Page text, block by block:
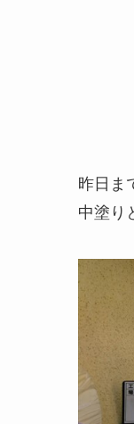
昨日ま
中塗り